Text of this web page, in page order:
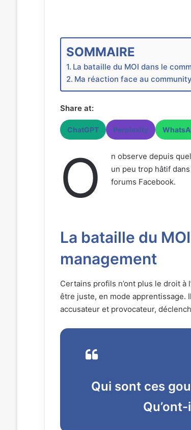
SOMMAIRE
La bataille du MOI dans le
Ma réaction face au
Share at:
ChatGPT Perplexity
O
n observe depuis
un peu trop hâtif dans
forums Facebook.
La bataille du
management
Certains profils n’ont plus le droit à
être juste, en mode apprentissage.
accusateur et provocateur,
Qui sont ces